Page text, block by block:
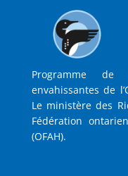
Programme de
envahissantes de
Le ministère des
Fédération
(OFAH).